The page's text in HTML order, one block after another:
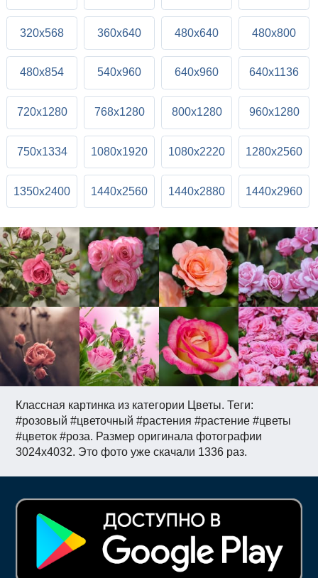
Классная картинка из категории Цветы. Теги:
#розовый #цветочный #растения #растение #цветы
#цветок #роза. Размер оригинала фотографии
3024x4032. Это фото уже скачали 1336 раз.
320x568 360x640 480x640 480x800
480x854 540x960 640x960 640x1136
720x1280 768x1280 800x1280 960x1280
750x1334 1080x1920 1080x2220 1280x2560
1350x2400 1440x2560 1440x2880 1440x2960